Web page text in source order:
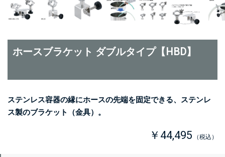
ホースブラケット ダブルタイプ【HBD】
ステンレス容器の縁にホースの先端を固定できる、ステンレ
ス製のブラケット（金具）。
￥44,495 （税込）